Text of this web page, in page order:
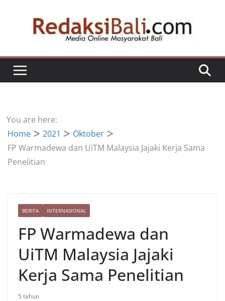
You are here:
Home
2021
Oktober
FP Warmadewa dan UiTM Malaysia Jajaki Kerja Sama
Penelitian
BERITA INTERNASIONAL
FP Warmadewa dan
UiTM Malaysia Jajaki
Kerja Sama Penelitian
5 tahun